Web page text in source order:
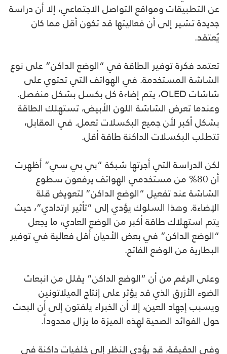
عن التطبيقات ومواقع التواصل الاجتماعي، إلا أن دراسة
جديدة تشير إلى أن فعاليتها قد تكون أقل مما كان
يُعتقد.
تعتمد فكرة توفير الطاقة في “الوضع الداكن” على نوع
الشاشة المستخدمة. في الهواتف التي تحتوي على
شاشات OLED، يتم إضاءة كل بكسل بشكل منفصل.
وعندما تعرض الشاشة اللون الأبيض، تستهلك الطاقة
بشكل أكبر لأن جميع البكسلات تعمل. في المقابل،
تتطلب البكسلات الداكنة طاقة أقل.
لكن الدراسة التي أجرتها شبكة “بي بي سي” أظهرت
أن 80% من مستخدمي الهواتف يرفعون سطوع
الشاشة عند تفعيل “الوضع الداكن” لتعويض قلة
الإضاءة. وهذا السلوك يؤدي إلى “تأثير ارتدادي”، حيث
يتم استهلاك طاقة أكبر من الوضع العادي، ما يجعل
“الوضع الداكن” في بعض الأحيان أقل فعالية في توفير
البطارية من الوضع الفاتح.
وعلى الرغم من أن “الوضع الداكن” يقلل من انبعاث
الضوء الأزرق الذي قد يؤثر على إنتاج الميلاتونين
ويسبب إجهاد العين، إلا أن الخبراء يلفتون إلى أن البحث
حول الفوائد الصحية لهذه الميزة ما يزال محدوداً.
وفي الحقيقة، قد يؤدي النظر إلى خلفيات داكنة في